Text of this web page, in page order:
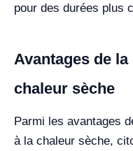
pour des durées plus
Avantages de
chaleur sèche
Parmi les avantages
à la chaleur sèche,